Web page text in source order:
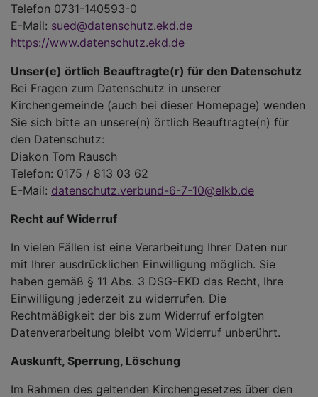
Telefon 0731-140593-0
E-Mail: sued@datenschutz.ekd.de
https://www.datenschutz.ekd.de
Unser(e) örtlich Beauftragte(r) für den Datenschutz
Bei Fragen zum Datenschutz in unserer
Kirchengemeinde (auch bei dieser Homepage) wenden
Sie sich bitte an unsere(n) örtlich Beauftragte(n) für
den Datenschutz:
Diakon Tom Rausch
Telefon: 0175 / 813 03 62
E-Mail: datenschutz.verbund-6-7-10@elkb.de
Recht auf Widerruf
In vielen Fällen ist eine Verarbeitung Ihrer Daten nur
mit Ihrer ausdrücklichen Einwilligung möglich. Sie
haben gemäß § 11 Abs. 3 DSG-EKD das Recht, Ihre
Einwilligung jederzeit zu widerrufen. Die
Rechtmäßigkeit der bis zum Widerruf erfolgten
Datenverarbeitung bleibt vom Widerruf unberührt.
Auskunft, Sperrung, Löschung
Im Rahmen des geltenden Kirchengesetzes über den